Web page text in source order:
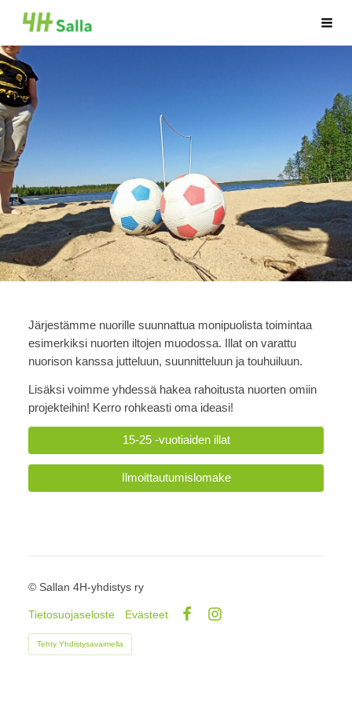
Siirry
sivun
sisältöön
Sallan 4H-yhdistys ry
Järjestämme nuorille suunnattua monipuolista toimintaa
esimerkiksi nuorten iltojen muodossa. Illat on varattu
nuorison kanssa jutteluun, suunnitteluun ja touhuiluun.
Lisäksi voimme yhdessä hakea rahoitusta nuorten omiin
projekteihin! Kerro rohkeasti oma ideasi!
15-25 -vuotiaiden illat
Ilmoittautumislomake
© Sallan 4H-yhdistys ry
Tietosuojaseloste
Evästeet
Tehty Yhdistysavaimella